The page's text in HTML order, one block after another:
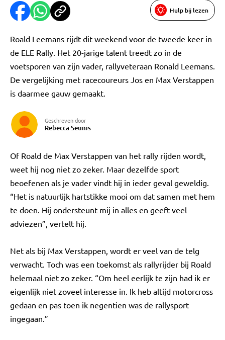
Hulp bij lezen
Roald Leemans rijdt dit weekend voor de tweede keer in
de ELE Rally. Het 20-jarige talent treedt zo in de
voetsporen van zijn vader, rallyveteraan Ronald Leemans.
De vergelijking met racecoureurs Jos en Max Verstappen
is daarmee gauw gemaakt.
Geschreven door
Rebecca Seunis
Of Roald de Max Verstappen van het rally rijden wordt,
weet hij nog niet zo zeker. Maar dezelfde sport
beoefenen als je vader vindt hij in ieder geval geweldig.
“Het is natuurlijk hartstikke mooi om dat samen met hem
te doen. Hij ondersteunt mij in alles en geeft veel
adviezen”, vertelt hij.
Net als bij Max Verstappen, wordt er veel van de telg
verwacht. Toch was een toekomst als rallyrijder bij Roald
helemaal niet zo zeker. “Om heel eerlijk te zijn had ik er
eigenlijk niet zoveel interesse in. Ik heb altijd motorcross
gedaan en pas toen ik negentien was de rallysport
ingegaan.”